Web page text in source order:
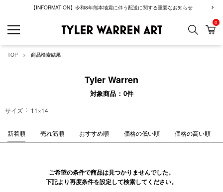
【INFORMATION】令和8年熊本地震に伴う配送に関する重要なお知らせ
GREENROOM
検索 カ
0
TOP 商品検索結果
Tyler Warren
対象商品 0件
サイズ 11×14
新着順 売れ筋順 おすすめ順 価格の低い順 価格の高い順
ご希望の条件で商品は見つかりませんでした。
下記より再度条件を設定して検索してください。